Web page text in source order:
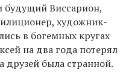
будущий Виссарион,
художник-
в богемных кругах
на два года потерял
друзей была странной.